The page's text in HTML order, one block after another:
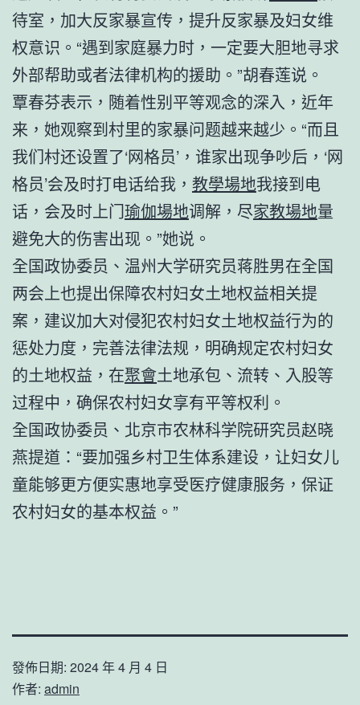
待室，加大反家暴宣传，提升反家暴及妇女维
权意识。“遇到家庭暴力时，一定要大胆地寻求
外部帮助或者法律机构的援助。”胡春莲说。
覃春芬表示，随着性别平等观念的深入，近年
来，她观察到村里的家暴问题越来越少。“而且
我们村还设置了‘网格员’，谁家出现争吵后，‘网
格员’会及时打电话给我， 教學場地我接到电
话，会及时上门瑜伽場地调解，尽家教場地量
避免大的伤害出现。”她说。
全国政协委员、温州大学研究员蒋胜男在全国
两会上也提出保障农村妇女土地权益相关提
案，建议加大对侵犯农村妇女土地权益行为的
惩处力度，完善法律法规，明确规定农村妇女
的土地权益，在聚會土地承包、流转、入股等
过程中，确保农村妇女享有平等权利。
全国政协委员、北京市农林科学院研究员赵晓
燕提道：“要加强乡村卫生体系建设，让妇女儿
童能够更方便实惠地享受医疗健康服务，保证
农村妇女的基本权益。”
發佈日期: 2024 年 4 月 4 日
作者: admin